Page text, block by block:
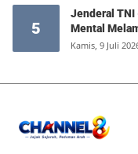
5
Jenderal TNI
Mental
Kamis, 9 Juli